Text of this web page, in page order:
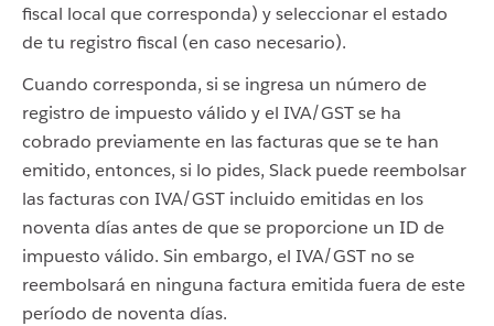
fiscal local que corresponda) y seleccionar el estado
de tu registro fiscal (en caso necesario).
Cuando corresponda, si se ingresa un número de
registro de impuesto válido y el IVA/GST se ha
cobrado previamente en las facturas que se te han
emitido, entonces, si lo pides, Slack puede reembolsar
las facturas con IVA/GST incluido emitidas en los
noventa días antes de que se proporcione un ID de
impuesto válido. Sin embargo, el IVA/GST no se
reembolsará en ninguna factura emitida fuera de este
período de noventa días.